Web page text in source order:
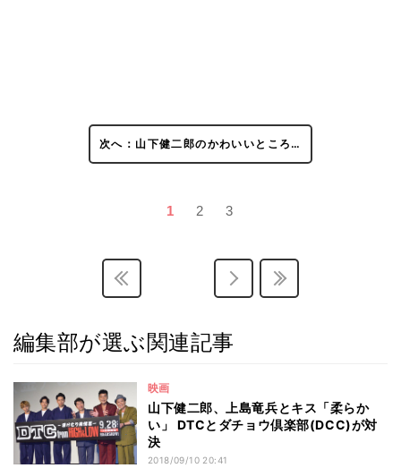
次へ：山下健二郎のかわいいところ…
1 2 3
編集部が選ぶ関連記事
映画
山下健二郎、上島竜兵とキス「柔らか
い」 DTCとダチョウ倶楽部(DCC)が対
決
2018/09/10 20:41